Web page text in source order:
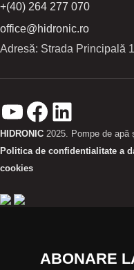
+(40) 264 277 070
office@hidronic.ro
Adresă: Strada Principală
HIDRONIC 2025. Pompe de apă
Politica de confidentialitate a
cookies
ABONARE